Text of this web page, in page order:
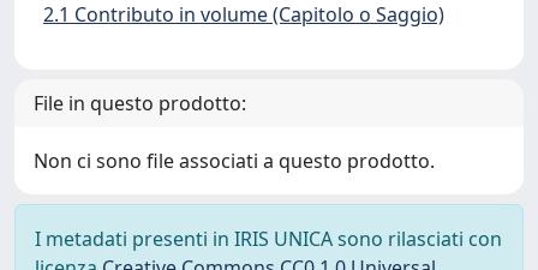
2.1 Contributo in volume (Capitolo o Saggio)
File in questo prodotto:
Non ci sono file associati a questo prodotto.
I metadati presenti in IRIS UNICA sono rilasciati con